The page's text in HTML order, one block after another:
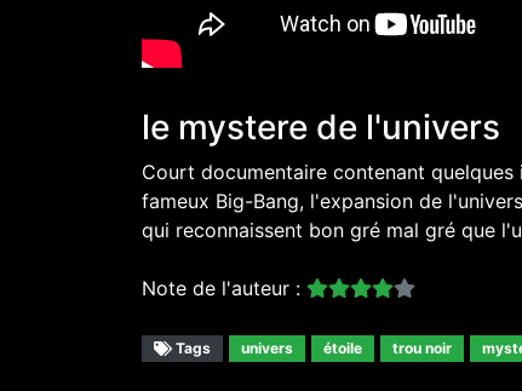
le mystere de l'univers
Court documentaire contenant
fameux Big-Bang, l'expansion de
qui reconnaissent bon gré mal gré que
Note de l'auteur :
Tags univers étoile trou noir